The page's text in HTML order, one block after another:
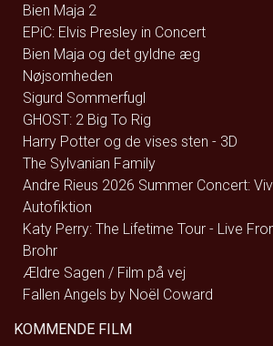
Bien Maja 2
EPiC: Elvis Presley in Concert
Bien Maja og det gyldne æg
Nøjsomheden
Sigurd Sommerfugl
GHOST: 2 Big To Rig
Harry Potter og de vises sten - 3D
The Sylvanian Family
Andre Rieus 2026 Summer Concert:
Autofiktion
Katy Perry: The Lifetime Tour - Live
Brohr
Ældre Sagen / Film på vej
Fallen Angels by Noël Coward
KOMMENDE FILM